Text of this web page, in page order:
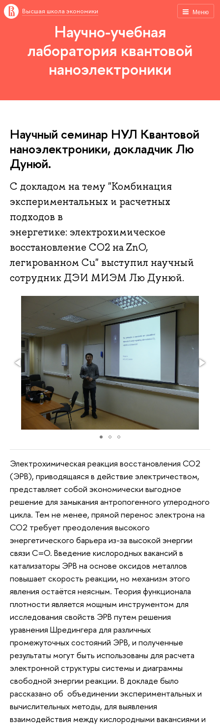
Меню
Высшая школа экономики
Научно-учебная
лаборатория квантовой
наноэлектроники
Научный семинар НУЛ Квантовой
наноэлектроники, докладчик Лю
Дунюй.
С докладом на тему "Комбинация
экспериментальных и расчетных
подходов в
энергетике: электрохимическое
восстановление CO2 на ZnO,
легированном Cu" выступил научный
сотрудник ДЭИ МИЭМ Лю Дунюй.
Электрохимическая реакция восстановления CO2
(ЭРВ), приводящаяся в действие электричеством,
представляет собой экономически выгодное
решение для замыкания антропогенного углеродного
цикла. Тем не менее, прямой перенос электрона на
СО2 требует преодоления высокого
энергетического барьера из-за высокой энергии
связи С=О. Введение кислородных вакансий в
катализаторы ЭРВ на основе оксидов металлов
повышает скорость реакции, но механизм этого
явления остаётся неясным. Теория функционала
плотности является мощным инструментом для
исследования свойств ЭРВ путем решения
уравнения Шредингера для различных
промежуточных состояний ЭРВ, и полученные
результаты могут быть использованы для расчета
электронной структуры системы и диаграммы
свободной энергии реакции. В докладе было
рассказано об объединении экспериментальных и
вычислительных методы, для выявления
взаимодействия между кислородными вакансиями и